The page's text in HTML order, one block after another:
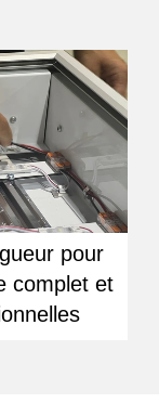
pour
complet et